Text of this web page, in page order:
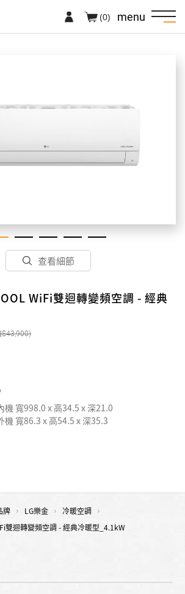
menu
(0)
查看細節
WiFi雙迴轉變頻空調 - 經典
43,900
機 寬998.0 x 高34.5 x 深21.0
機 寬86.3 x 高54.5 x 深35.3
牌 LG樂金
冷暖空調
雙迴轉變頻空調 - 經典冷暖型_4.1kW